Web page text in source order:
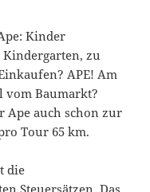
Kinder
zu
APE! Am
vom Baumarkt?
Ape auch schon zur
Tour 65 km.
die
Steuersätzen. Das